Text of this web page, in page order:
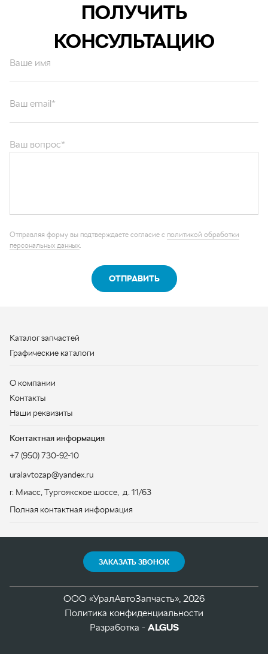
ПОЛУЧИТЬ
КОНСУЛЬТАЦИЮ
Ваше имя
персональных данных
Каталог запчастей
Контактная информация
+7 (950) 730-92-10
uralavtozap@yandex.ru
г. Миасс, Тургоякское шоссе, д. 11/63
Полная контактная информация
Политика конфиденциальности